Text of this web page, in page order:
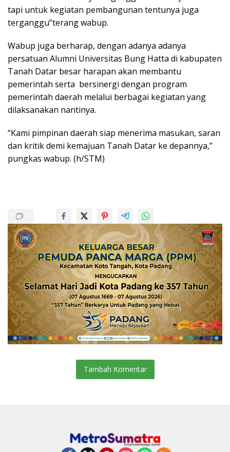
tapi untuk kegiatan pembangunan tentunya juga
terganggu”terang wabup.
Wabup juga berharap, dengan adanya adanya
persatuan Alumni Universitas Bung Hatta di kabupaten
Tanah Datar besar harapan akan membantu
pemerintah serta bersinergi dengan program
pemerintah daerah melalui berbagai kegiatan yang
dilaksanakan nantinya.
“Kami pimpinan daerah siap menerima masukan, saran
dan kritik demi kemajuan Tanah Datar ke depannya,”
pungkas wabup. (h/STM)
Tambah Komentar